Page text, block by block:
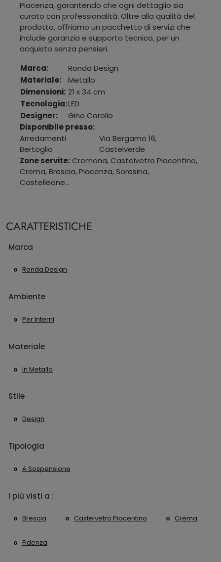
Piacenza, garantendo che ogni dettaglio sia
curato con professionalità. Oltre alla qualità del
prodotto, offriamo un pacchetto di servizi che
include garanzia e supporto tecnico, per un
acquisto senza pensieri.
Marca:
Ronda Design
Materiale:
Metallo
Dimensioni: 21 x 34 cm
Tecnologia:LED
Designer:
Gino Carollo
Disponibile presso:
Arredamenti
Bertoglio
Via Bergamo 16,
Castelverde
Zone servite: Cremona, Castelvetro Piacentino,
Crema, Brescia, Piacenza, Soresina,
Castelleone...
CARATTERISTICHE
Marca
Ronda Design
Ambiente
Per Interni
Materiale
In Metallo
Stile
Design
Tipologia
A Sospensione
I più visti a :
Brescia Castelvetro Piacentino Crema
Fidenza